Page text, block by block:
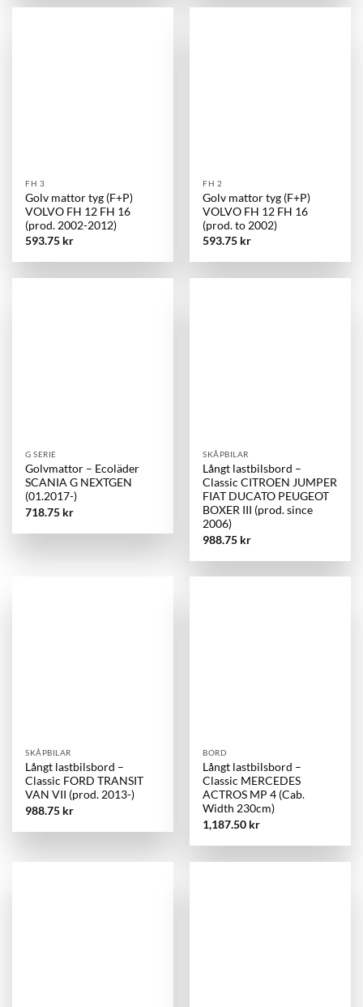
FH 3
Golv mattor tyg (F+P)
VOLVO FH 12 FH 16
(prod. 2002-2012)
593.75 kr
FH 2
Golv mattor tyg (F+P)
VOLVO FH 12 FH 16
(prod. to 2002)
593.75 kr
G SERIE
Golvmattor – Ecoläder
SCANIA G NEXTGEN
(01.2017-)
718.75 kr
SKÅPBILAR
Långt lastbilsbord –
Classic CITROEN JUMPER
FIAT DUCATO PEUGEOT
BOXER III (prod. since
2006)
988.75 kr
SKÅPBILAR
Långt lastbilsbord –
Classic FORD TRANSIT
VAN VII (prod. 2013-)
988.75 kr
BORD
Långt lastbilsbord –
Classic MERCEDES
ACTROS MP 4 (Cab.
Width 230cm)
1,187.50 kr